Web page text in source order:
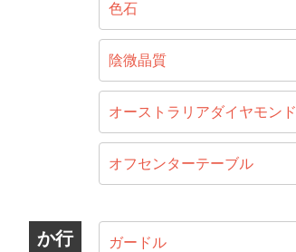
色石
陰微晶質
オーストラリアダイヤモンド
オフセンターテーブル
か行 ガードル